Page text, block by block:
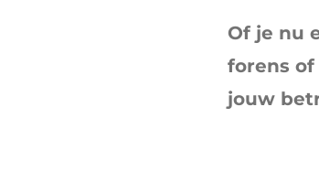
Of je nu
forens
jouw